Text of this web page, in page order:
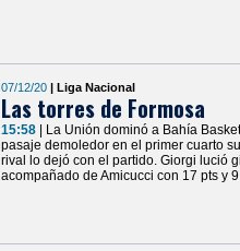
07/12/20 | Liga Nacional
Las torres de Formosa
15:58
| La Unión dominó a Bahía
pasaje demoledor en el primer cuarto
rival lo dejó con el partido. Giorgi lució
acompañado de Amicucci con 17 pts y